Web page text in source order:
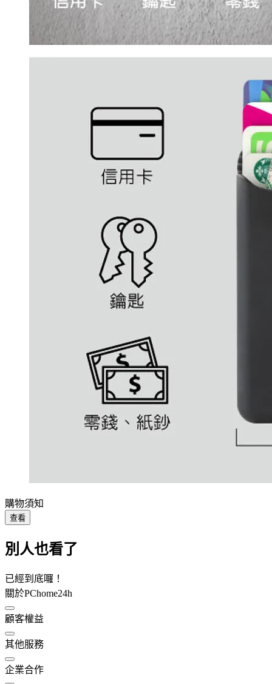
購物須知
查看
別人也看了
已經到底囉！
關於PChome24h
顧客權益
其他服務
企業合作